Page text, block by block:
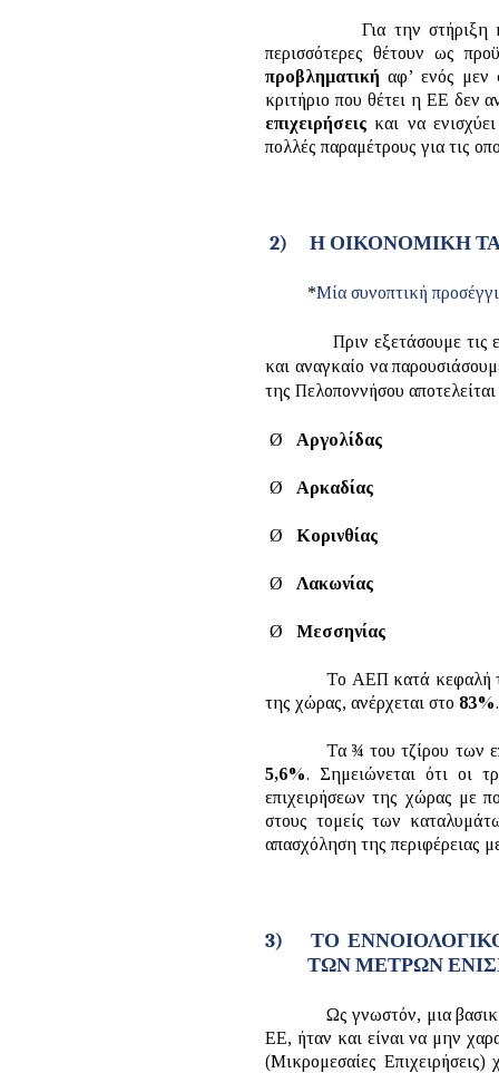
Για την στήριξη και
περισσότερες θέτουν ως
προβληματικήαφ’ ενός μεν
κριτήριο που θέτει η ΕΕ δεν
επιχειρήσεις και να
πολλές παραμέτρους για τις
2) Η ΟΙΚΟΝΟΜΙΚΗ
*Μία συνοπτική
Πριν εξετάσουμε τις
και αναγκαίο να
της Πελοποννήσου
Ø Αργολίδας
Ø Αρκαδίας
Ø Κορινθίας
Ø Λακωνίας
Ø Μεσσηνίας
Το ΑΕΠ κατά κεφαλή της
της χώρας, ανέρχεται στο 83%.
Τα ¾ του τζίρου των
5,6%. Σημειώνεται ότι οι
επιχειρήσεων της χώρας με
στους τομείς των
απασχόληση της περιφέρειας
3)
ΤΟ
ΤΩΝ ΜΕΤΡΩΝ
Ως γνωστόν, μια βασική
ΕΕ, ήταν και είναι να μην
(Μικρομεσαίες